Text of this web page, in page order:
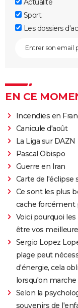
Actualité
Sport
Les dossiers
EN CE
Incendies en
Canicule d'août
La Liga sur DAZN
Pascal Obispo
Guerre en Iran
Carte de l'éclipse
Ce sont les plus
cache forcément
Voici pourquoi
être vos
Sergio Lopez
plage peut
d'énergie, cela
lorsqu'on
Selon la
souvenirs de